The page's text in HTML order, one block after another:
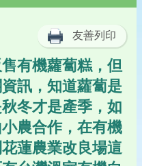
友善列印
有機蘿蔔糕，但
訊，知道蘿蔔是
冬才是產季，如
農合作，在有機
蓮農業改良場這